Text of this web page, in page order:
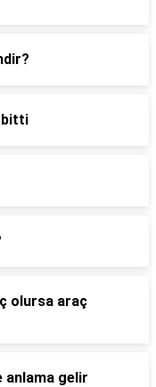
bitti
olursa araç
anlama gelir